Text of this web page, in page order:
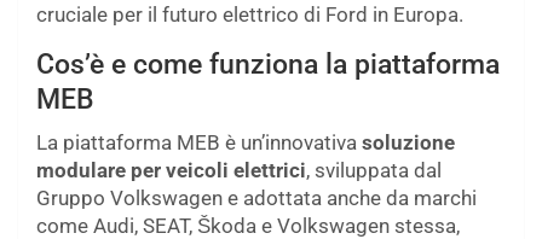
cruciale per il futuro elettrico di Ford in Europa.
Cos’è e come funziona la piattaforma
MEB
La piattaforma MEB è un’innovativa soluzione
modulare per veicoli elettrici, sviluppata dal
Gruppo Volkswagen e adottata anche da marchi
come Audi, SEAT, Škoda e Volkswagen stessa,